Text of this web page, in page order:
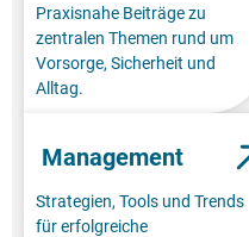
Praxisnahe Beiträge zu
zentralen Themen rund um
Vorsorge, Sicherheit und
Alltag.
Management
Strategien, Tools und Trends
für erfolgreiche